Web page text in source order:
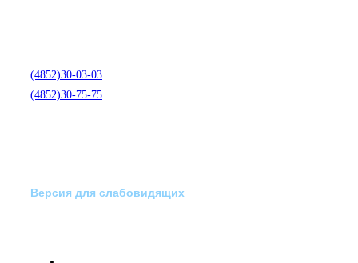
(4852)30-03-03
(4852)30-75-75
Версия для слабовидящих